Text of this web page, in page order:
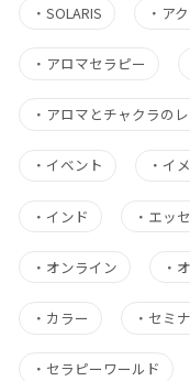
・ SOLARIS ・ ア
・ アロマセラピー
・ アロマとチャクラの
・ イベント ・ イ
・ インド ・ エッ
・ オンライン ・
・ カラー ・ セミ
・ セラピーワールド